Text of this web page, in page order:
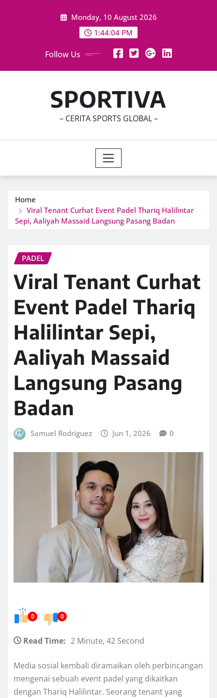
Monday, 10 August 2026
1:44:05 PM
Follow Us
SPORTIVA
– CERITA SPORTS GLOBAL –
Home
Viral Tenant Curhat Event Padel Thariq Halilintar
Sepi, Aaliyah Massaid Langsung Pasang Badan
PADEL
Viral Tenant Curhat
Event Padel Thariq
Halilintar Sepi,
Aaliyah Massaid
Langsung Pasang
Badan
Samuel Rodriguez Jun 1, 2026 0
0 0
Read Time: 2 Minute, 42 Second
Media sosial kembali diramaikan oleh perbincangan
mengenai sebuah event padel yang dikaitkan
dengan Thariq Halilintar. Seorang tenant yang